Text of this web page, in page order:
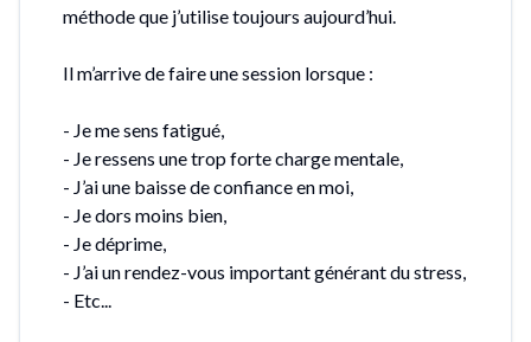
méthode que j’utilise toujours aujourd’hui.
Il m’arrive de faire une session lorsque :
- Je me sens fatigué,
- Je ressens une trop forte charge mentale,
- J’ai une baisse de confiance en moi,
- Je dors moins bien,
- Je déprime,
- J’ai un rendez-vous important générant du stress,
- Etc...